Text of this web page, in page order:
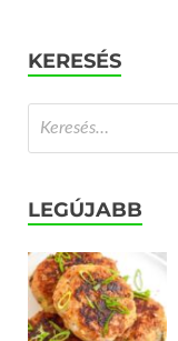
KERESÉS
LEGÚJABB